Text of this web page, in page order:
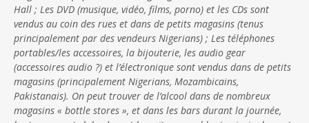
Hall ; Les DVD (musique, vidéo, films, porno) et les CDs sont
vendus au coin des rues et dans de petits magasins (tenus
principalement par des vendeurs Nigerians) ; Les téléphones
portables/les accessoires, la bijouterie, les audio gear
(accessoires audio ?) et l’électronique sont vendus dans de petits
magasins (principalement Nigerians, Mozambicains,
Pakistanais). On peut trouver de l’alcool dans de nombreux
magasins « bottle stores », et dans les bars durant la journée,